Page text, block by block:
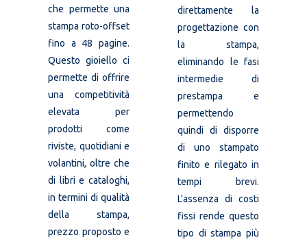
che permette una
stampa roto-offset
fino a 48 pagine.
Questo gioiello ci
permette di offrire
una competitività
elevata per
prodotti come
riviste, quotidiani e
volantini, oltre che
di libri e cataloghi,
in termini di qualità
della stampa,
prezzo proposto e
direttamente la
progettazione con
la stampa,
eliminando le fasi
intermedie di
prestampa e
permettendo
quindi di disporre
di uno stampato
finito e rilegato in
tempi brevi.
L'assenza di costi
fissi rende questo
tipo di stampa più